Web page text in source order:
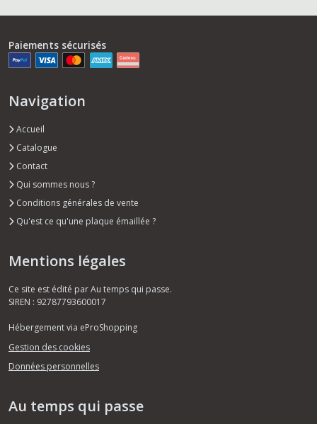
Paiements sécurisés
Navigation
Accueil
Catalogue
Contact
Qui sommes nous ?
Conditions générales de vente
Qu'est ce qu'une plaque émaillée ?
Mentions légales
Ce site est édité par Au temps qui passe.
SIREN : 92787793600017
Hébergement via eProShopping
Gestion des cookies
Données personnelles
Au temps qui passe